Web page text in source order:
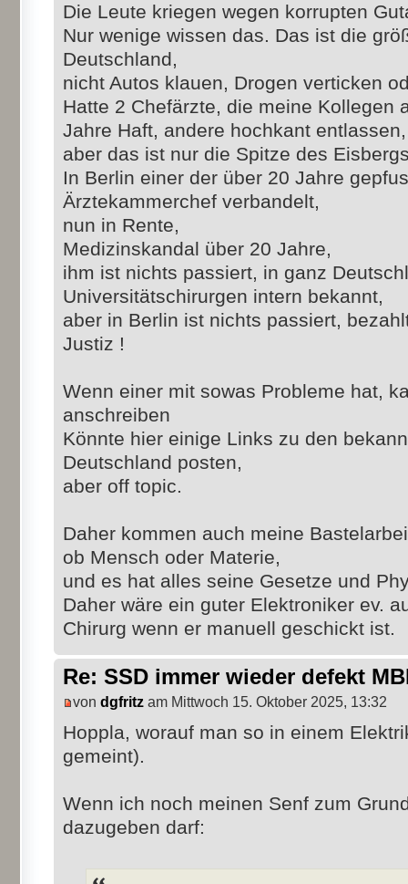
Die Leute kriegen wegen korrupten
Nur wenige wissen das. Das ist die
Deutschland,
nicht Autos klauen, Drogen verticken
Hatte 2 Chefärzte, die meine Kollegen
Jahre Haft, andere hochkant entlassen,
aber das ist nur die Spitze des
In Berlin einer der über 20 Jahre
Ärztekammerchef verbandelt,
nun in Rente,
Medizinskandal über 20 Jahre,
ihm ist nichts passiert, in ganz
Universitätschirurgen intern bekannt,
aber in Berlin ist nichts passiert,
Justiz !
Wenn einer mit sowas Probleme hat,
anschreiben
Könnte hier einige Links zu den
Deutschland posten,
aber off topic.
Daher kommen auch meine
ob Mensch oder Materie,
und es hat alles seine Gesetze und
Daher wäre ein guter Elektroniker ev.
Chirurg wenn er manuell geschickt ist.
Re: SSD immer wieder defekt
von dgfritz am Mittwoch 15. Oktober 2025, 13:32
Hoppla, worauf man so in einem
gemeint).
Wenn ich noch meinen Senf zum
dazugeben darf: